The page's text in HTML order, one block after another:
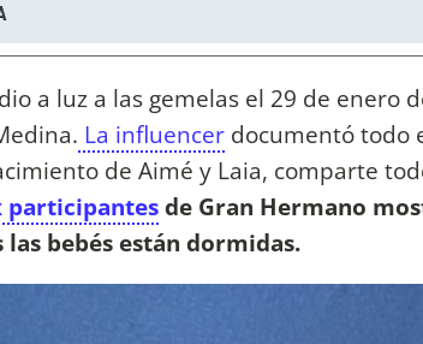
dio a luz a las gemelas el 29 de enero
La influencer documentó todo
de Aimé y Laia, comparte
participantesde Gran Hermano
bebés están dormidas.